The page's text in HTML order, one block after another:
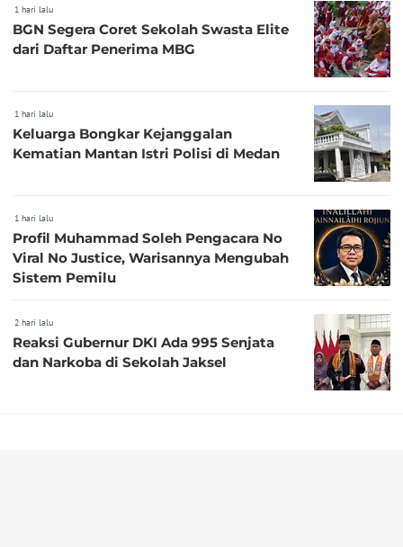
1 hari lalu
BGN Segera Coret Sekolah Swasta Elite
dari Daftar Penerima MBG
1 hari lalu
Keluarga Bongkar Kejanggalan
Kematian Mantan Istri Polisi di Medan
1 hari lalu
Profil Muhammad Soleh Pengacara No
Viral No Justice, Warisannya Mengubah
Sistem Pemilu
2 hari lalu
Reaksi Gubernur DKI Ada 995 Senjata
dan Narkoba di Sekolah Jaksel